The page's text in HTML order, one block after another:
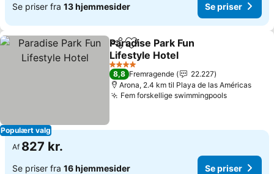
Se priser fra 13 hjemmesider Se priser
Populært valg
Del Føj til favoritter
Paradise Park Fun
Lifestyle Hotel
Se priser
4 Stjerner
8,8 Fremragende
22.227
Arona, 2.4 km til Playa de las Américas
Fem forskellige swimmingpoolsSe priser
Af 827 kr.
Se priser fra 16 hjemmesider Se priser